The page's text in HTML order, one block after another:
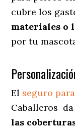
cubre los
materiales o
por tu
El seguro
Caballeros da
las